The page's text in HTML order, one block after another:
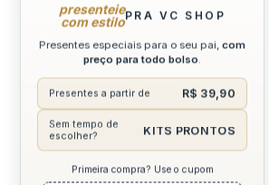
Primeira Troca Grátis
Frete por nossa conta na
Troca em até 30 dias
Mais tempo para experimentar sem
Compra sem Risco
7 dias para reembolso
Atendimento
Via WhatsApp antes e depois
presenteie
com estiloPRA VC SHOP
Presentes especiais para o seu pai, com
preço para todo bolso.
Presentes a partir de R$ 39,90
Sem tempo de
escolher?
KITS PRONTOS
Primeira compra? Use o cupom